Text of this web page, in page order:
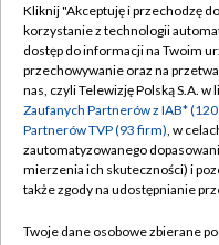
Abonament TVP
Emisja w TVP
Centrum informacji
Naziemna Telewizja
Kliknij "Akceptuję i przechodzę
korzystanie z technologii
dostęp do informacji na Twoim
przechowywanie oraz na
nas, czyli Telewizję Polską S.A.
Zaufanych Partnerów z IAB*
Partnerów TVP (93 firm), w
zautomatyzowanego
mierzenia ich skuteczności) i
także zgody na udostępnianie
Twoje dane osobowe zbierane